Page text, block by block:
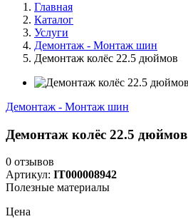
Главная
Каталог
Услуги
Демонтаж - Монтаж шин
Демонтаж колёс 22.5 дюймов
Демонтаж - Монтаж шин
Демонтаж колёс 22.5 дюймов
0 отзывов
Артикул: IT000008942
Полезные материалы
Цена